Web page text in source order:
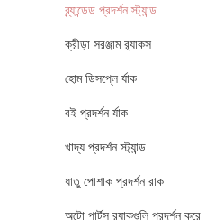
ব্র্যান্ডেড প্রদর্শন স্ট্যান্ড
ক্রীড়া সরঞ্জাম র‌্যাকস
হোম ডিসপ্লে র্যাক
বই প্রদর্শন র্যাক
খাদ্য প্রদর্শন স্ট্যান্ড
ধাতু পোশাক প্রদর্শন রাক
অটো পার্টস র‌্যাকগুলি প্রদর্শন করে